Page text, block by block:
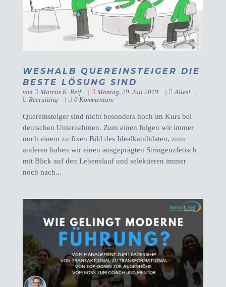
WESHALB QUEREINSTEIGER DIE
BESTE LÖSUNG SIND
von Marcus K. Reif | Montag, 29. Juli 2019 | Alles!
Recruiting
| 0 Kommentare
Quereinsteiger sind nicht besonders hoch im Kurs bei
deutschen Unternehmen. Zum einen folgen wir immer
noch einem zu fixen Bild des Idealkandidaten, zum
anderen haben wir einen ausgeprägten Stringenzfetisch
mit Blick auf den Lebenslauf und selektieren immer
noch nach...